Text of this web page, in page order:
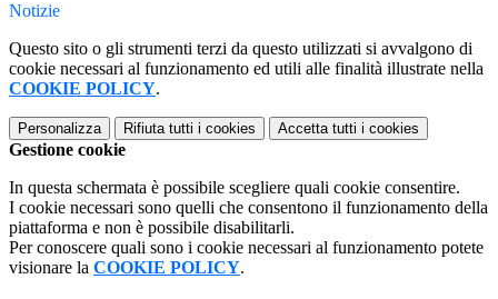
Notizie
Questo sito o gli strumenti terzi da questo utilizzati si avvalgono di
cookie necessari al funzionamento ed utili alle finalità illustrate nella
COOKIE POLICY.
Personalizza Rifiuta tutti i cookies Accetta tutti i cookies
Gestione cookie
In questa schermata è possibile scegliere quali cookie consentire.
I cookie necessari sono quelli che consentono il funzionamento della
piattaforma e non è possibile disabilitarli.
Per conoscere quali sono i cookie necessari al funzionamento potete
visionare la COOKIE POLICY.